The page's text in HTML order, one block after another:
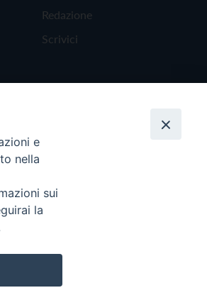
Redazione
Scrivici
e
nella
sui
la